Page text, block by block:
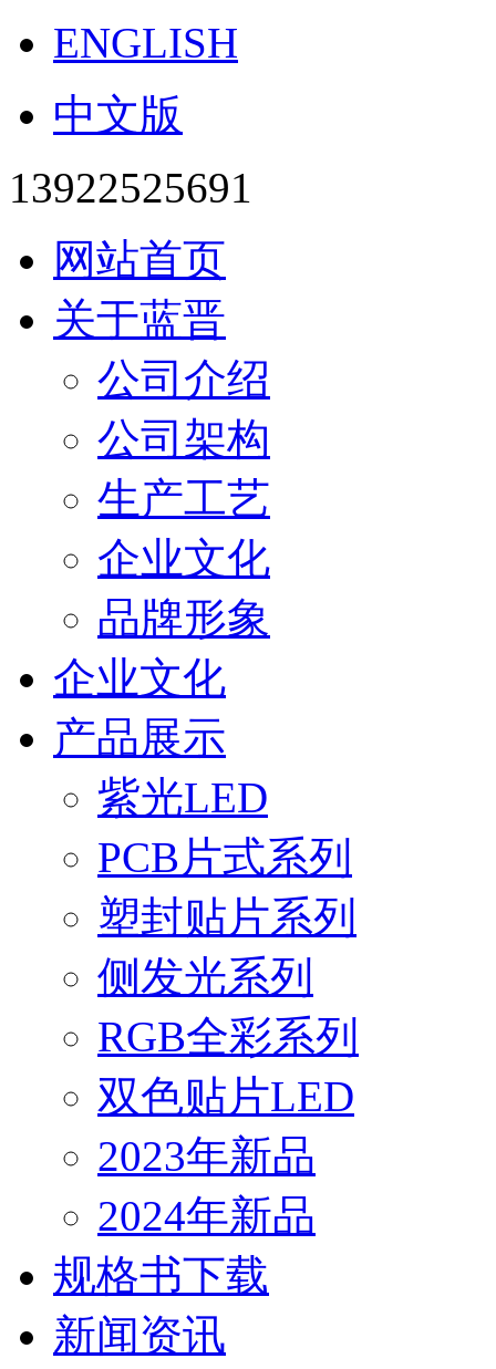
ENGLISH
中文版
13922525691
网站首页
关于蓝晋
公司介绍
公司架构
生产工艺
企业文化
品牌形象
企业文化
产品展示
紫光LED
PCB片式系列
塑封贴片系列
侧发光系列
RGB全彩系列
双色贴片LED
2023年新品
2024年新品
规格书下载
新闻资讯